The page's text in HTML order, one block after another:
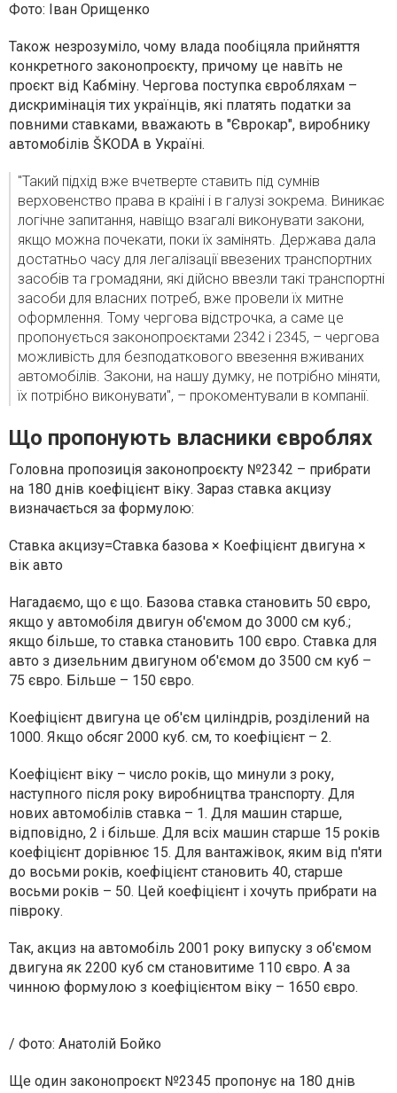
Фото: Іван Орищенко
Також незрозуміло, чому влада пообіцяла прийняття
конкретного законопроєкту, причому це навіть не
проєкт від Кабміну. Чергова поступка євробляхам –
дискримінація тих українців, які платять податки за
повними ставками, вважають в "Єврокар", виробнику
автомобілів ŠKODA в Україні.
"Такий підхід вже вчетверте ставить під сумнів
верховенство права в країні і в галузі зокрема. Виникає
логічне запитання, навіщо взагалі виконувати закони,
якщо можна почекати, поки їх замінять. Держава дала
достатньо часу для легалізації ввезених транспортних
засобів та громадяни, які дійсно ввезли такі транспортні
засоби для власних потреб, вже провели їх митне
оформлення. Тому чергова відстрочка, а саме це
пропонується законопроєктами 2342 і 2345, – чергова
можливість для безподаткового ввезення вживаних
автомобілів. Закони, на нашу думку, не потрібно міняти,
їх потрібно виконувати", – прокоментували в компанії.
Що пропонують власники євроблях
Головна пропозиція законопроєкту №2342 – прибрати
на 180 днів коефіцієнт віку. Зараз ставка акцизу
визначається за формулою:
Ставка акцизу=Ставка базова × Коефіцієнт двигуна ×
вік авто
Нагадаємо, що є що. Базова ставка становить 50 євро,
якщо у автомобіля двигун об'ємом до 3000 см куб.;
якщо більше, то ставка становить 100 євро. Ставка для
авто з дизельним двигуном об'ємом до 3500 см куб –
75 євро. Більше – 150 євро.
Коефіцієнт двигуна це об'єм циліндрів, розділений на
1000. Якщо обсяг 2000 куб. см, то коефіцієнт – 2.
Коефіцієнт віку – число років, що минули з року,
наступного після року виробництва транспорту. Для
нових автомобілів ставка – 1. Для машин старше,
відповідно, 2 і більше. Для всіх машин старше 15 років
коефіцієнт дорівнює 15. Для вантажівок, яким від п'яти
до восьми років, коефіцієнт становить 40, старше
восьми років – 50. Цей коефіцієнт і хочуть прибрати на
півроку.
Так, акциз на автомобіль 2001 року випуску з об'ємом
двигуна як 2200 куб см становитиме 110 євро. А за
чинною формулою з коефіцієнтом віку – 1650 євро.
/ Фото: Анатолiй Бойко
Ще один законопроєкт №2345 пропонує на 180 днів